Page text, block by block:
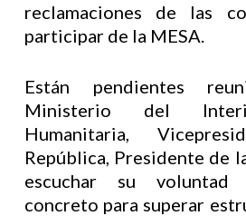
reclamaciones de las
participar de la MESA.
Están pendientes
Ministerio del
Humanitaria,
República, Presidente de
escuchar su voluntad
concreto para superar